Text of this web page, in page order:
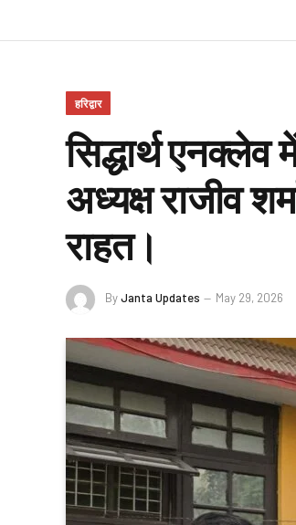
हरिद्वार
सिद्धार्थ एनक्लेव
अध्यक्ष राजीव
राहत।
ByJanta Updates May 29, 2026